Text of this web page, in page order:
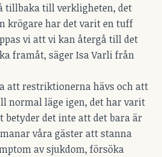
tillbaka till verkligheten, det
krögare har det varit en tuff
vi att vi kan återgå till det
framåt, säger Isa Varli från
att restriktionerna hävs och att
normal läge igen, det har varit
det inte att det bara är
våra gäster att stanna
av sjukdom, försöka